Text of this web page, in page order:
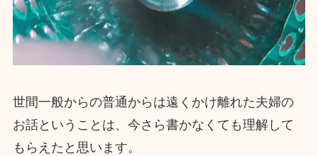
世間一般からの普通からは遠くかけ離れた夫婦の
お話ということは、今さら書かなくても理解して
もらえたと思います。